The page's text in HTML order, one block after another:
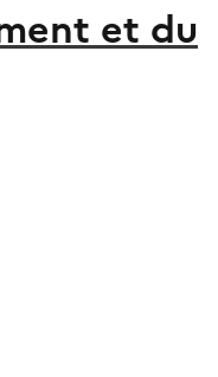
et du